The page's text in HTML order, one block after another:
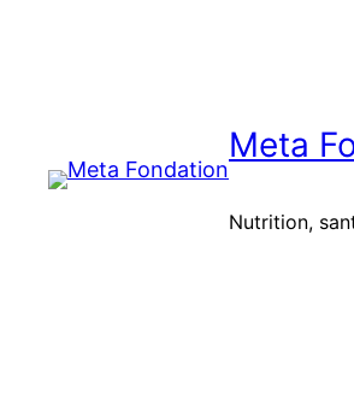
Meta
Nutrition,